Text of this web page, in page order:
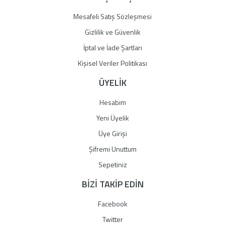
Mesafeli Satış Sözleşmesi
Gizlilik ve Güvenlik
İptal ve İade Şartları
Kişisel Veriler Politikası
ÜYELİK
Hesabım
Yeni Üyelik
Üye Girişi
Şifremi Unuttum
Sepetiniz
BİZİ TAKİP EDİN
Facebook
Twitter